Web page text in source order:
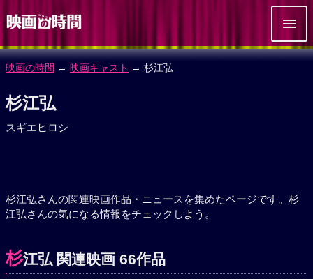
映画の時間 → 映画キャスト → 杉江弘
杉江弘
スギエヒロシ
杉江弘さんの関連映画作品・ニュースを集めたページです。杉
江弘さんの気になる情報をチェックしよう。
杉江弘 関連映画 66作品